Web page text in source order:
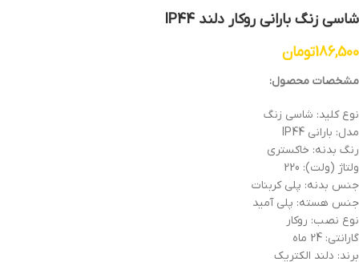
شاسی زنگ بارانی روکار دلند IP44
186,500تومان
مشخصات محصول:
نوع کلید: شاسی زنگ
مدل: بارانی IP44
رنگ بدنه: خاکستری
ولتاژ (ولت): 220
جنس بدنه: پلی کربنات
جنس هسته: پلی آمید
نوع نصب: روکار
گارانتی: 24 ماه
برند: دلند الکتریک